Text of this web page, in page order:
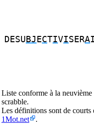
DESU BJ ECTIVISERA
Liste conforme à la
scrabble.
Les définitions sont de courts
1Mot.net
.